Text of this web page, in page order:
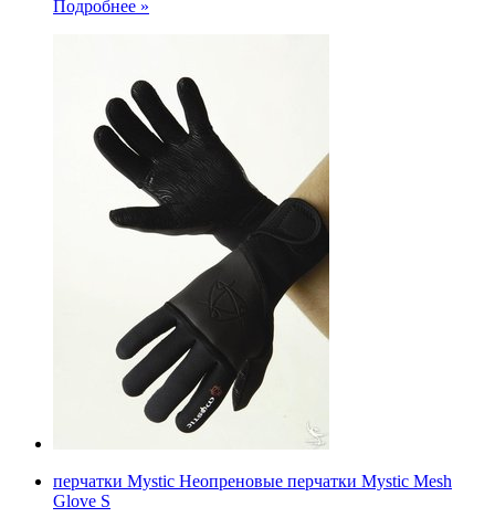
Подробнее »
перчатки Mystic Неопреновые перчатки Mystic Mesh
Glove S